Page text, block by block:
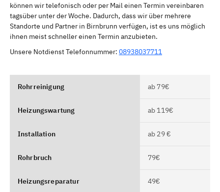
können wir telefonisch oder per Mail einen Termin vereinbaren
tagsüber unter der Woche. Dadurch, dass wir über mehrere
Standorte und Partner in Birnbrunn verfügen, ist es uns möglich
ihnen meist schneller einen Termin anzubieten.
Unsere Notdienst Telefonnummer: 08938037711
Rohrreinigung ab 79€
Heizungswartung ab 119€
Installation ab 29 €
Rohrbruch 79€
Heizungsreparatur 49€